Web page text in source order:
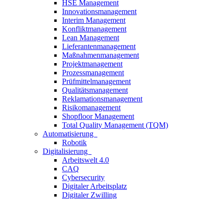
HSE Management
Innovationsmanagement
Interim Management
Konfliktmanagement
Lean Management
Lieferantenmanagement
Maßnahmenmanagement
Projektmanagement
Prozessmanagement
Prüfmittelmanagement
Qualitätsmanagement
Reklamationsmanagement
Risikomanagement
Shopfloor Management
Total Quality Management (TQM)
Automatisierung
Robotik
Digitalisierung
Arbeitswelt 4.0
CAQ
Cybersecurity
Digitaler Arbeitsplatz
Digitaler Zwilling